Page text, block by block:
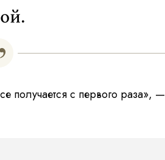
получается с первого раза», —